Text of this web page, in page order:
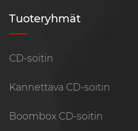
Tuoteryhmät
CD-soitin
Kannettava CD-soitin
Boombox CD-soitin